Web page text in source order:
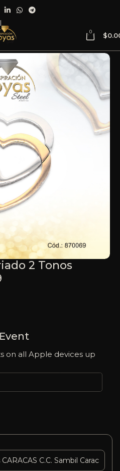
0 $
2 Tonos
on all Apple devices up